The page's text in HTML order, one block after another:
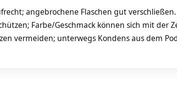
angebrochene Flaschen gut verschließen.
Farbe/Geschmack können sich mit der
vermeiden; unterwegs Kondens aus dem